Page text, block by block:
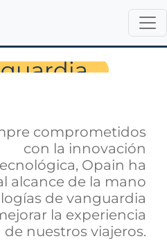
a
comprometidos
con la innovación
Opain ha
alcance de la mano
de vanguardia
la experiencia
de nuestros viajeros.